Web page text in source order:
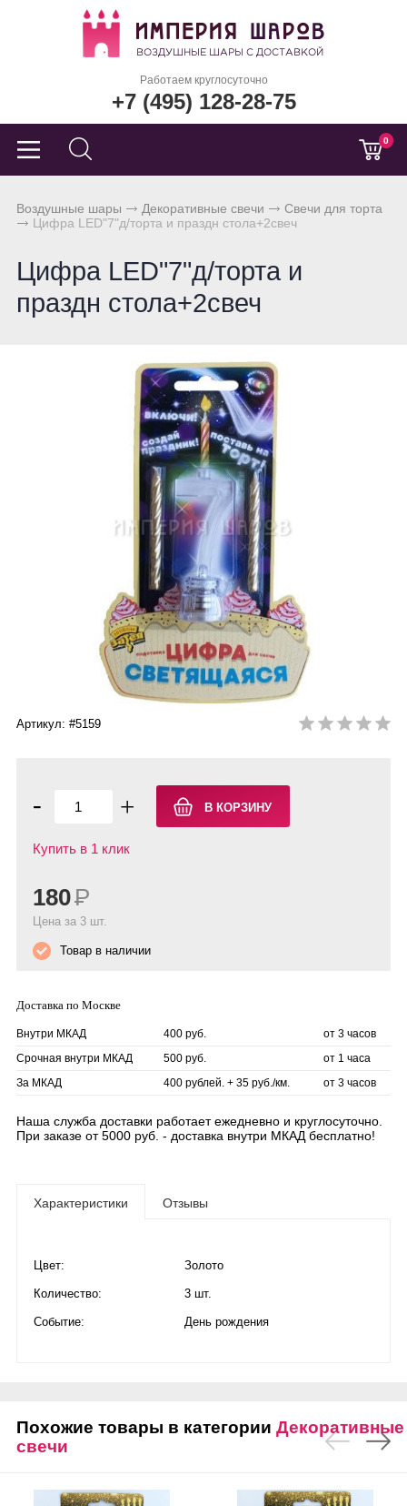
Работаем круглосуточно
+7 (495) 128-28-75
0
Воздушные шары Декоративные свечи
Свечи для торта
Цифра LED"7"д/торта и праздн стола+2свеч
Цифра LED"7"д/торта и
праздн стола+2свеч
Артикул: #5159
- +
Купить в 1 клик
180Р
Цена за 3 шт.
Товар в наличии
Доставка по Москве
Внутри МКАД 400 руб.
от 3 часов
Срочная внутри МКАД
500 руб.
от 1 часа
За МКАД
400 рублей. + 35 руб./км. от 3 часов
Наша служба доставки работает ежедневно и круглосуточно.
При заказе от 5000 руб. - доставка внутри МКАД бесплатно!
Характеристики Отзывы
Цвет: Золото
Количество: 3 шт.
Событие: День рождения
Похожие товары в категории Декоративные
свечи